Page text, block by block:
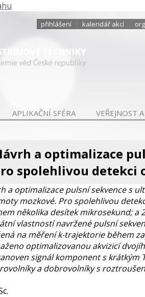
přihlášení kalendář akcí
APLIKAČNÍ SFÉRA VEŘEJNOST
a optimalizace
spolehlivou detekci
a optimalizace pulsní sekvence s
mozkové. Pro spolehlivou
několika desítek mikrosekund;
vlastností navržené pulsní
na měření k-trajektorie během
optimalizovanou akvizicí
signál komponent s
a dobrovolníky s